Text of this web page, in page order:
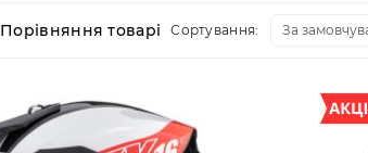
Порівняння товарів (0)Сортування: